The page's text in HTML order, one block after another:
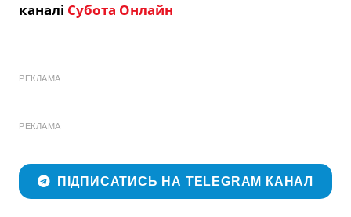
каналі Субота Онлайн
РЕКЛАМА
РЕКЛАМА
ПІДПИСАТИСЬ НА TELEGRAM КАНАЛ